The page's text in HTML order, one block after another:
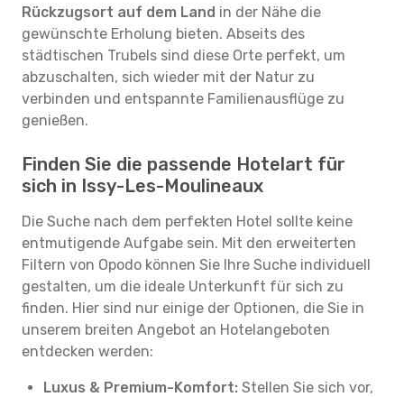
Rückzugsort auf dem Land in der Nähe die
gewünschte Erholung bieten. Abseits des
städtischen Trubels sind diese Orte perfekt, um
abzuschalten, sich wieder mit der Natur zu
verbinden und entspannte Familienausflüge zu
genießen.
Finden Sie die passende Hotelart für
sich in Issy-Les-Moulineaux
Die Suche nach dem perfekten Hotel sollte keine
entmutigende Aufgabe sein. Mit den erweiterten
Filtern von Opodo können Sie Ihre Suche individuell
gestalten, um die ideale Unterkunft für sich zu
finden. Hier sind nur einige der Optionen, die Sie in
unserem breiten Angebot an Hotelangeboten
entdecken werden:
Luxus & Premium-Komfort: Stellen Sie sich vor,